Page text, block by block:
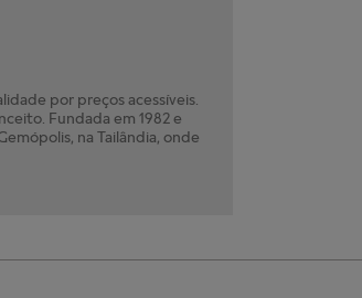
por preços acessíveis.
Fundada em 1982 e
na Tailândia, onde